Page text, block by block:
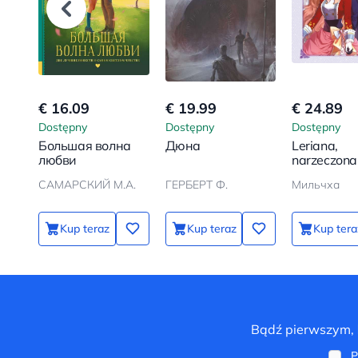
€ 16.09
Dostępny
Большая волна
любви
САМАРСКИЙ М.А.
Kup teraz
€ 19.99
Dostępny
Дюна
ГЕРБЕРТ Ф.
Kup teraz
€ 24.89
Dostępny
Leriana,
Tom 4
Мильчха
Kup
Bądź